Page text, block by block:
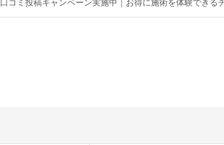
口コミ投稿キャンペーン実施中｜お得に施術を体験できる